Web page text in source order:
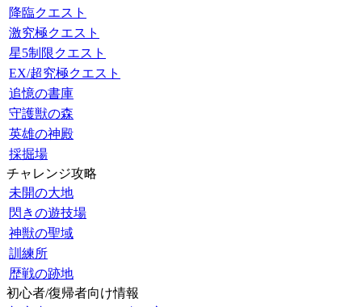
降臨クエスト
激究極クエスト
星5制限クエスト
EX/超究極クエスト
追憶の書庫
守護獣の森
英雄の神殿
採掘場
チャレンジ攻略
未開の大地
閃きの遊技場
神獣の聖域
訓練所
歴戦の跡地
初心者/復帰者向け情報